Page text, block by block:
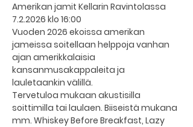
Amerikan jamit Kellarin Ravintolassa
7.2.2026 klo 16:00
Vuoden 2026 ekoissa amerikan
jameissa soitellaan helppoja vanhan
ajan amerikkalaisia
kansanmusakappaleita ja
lauletaankin välillä.
Tervetuloa mukaan akustisilla
soittimilla tai laulaen. Biiseistä mukana
mm. Whiskey Before Breakfast, Lazy